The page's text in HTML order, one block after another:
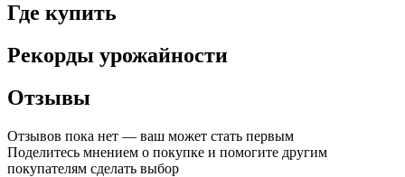
Где купить
Рекорды урожайности
Отзывы
Отзывов пока нет — ваш может стать первым
Поделитесь мнением о покупке и помогите другим
покупателям сделать выбор